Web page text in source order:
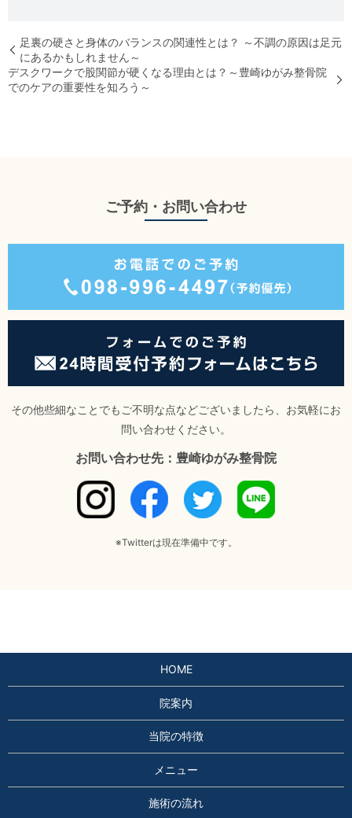
足裏の硬さと身体のバランスの関連性とは？ ～不調の原因は足元
にあるかもしれません～
デスクワークで股関節が硬くなる理由とは？～豊崎ゆがみ整骨院
でのケアの重要性を知ろう～
ご予約・お問い合わせ
その他些細なことでもご不明な点などございましたら、お気軽にお
問い合わせください。
お問い合わせ先：豊崎ゆがみ整骨院
※Twitterは現在準備中です。
HOME
院案内
当院の特徴
メニュー
施術の流れ